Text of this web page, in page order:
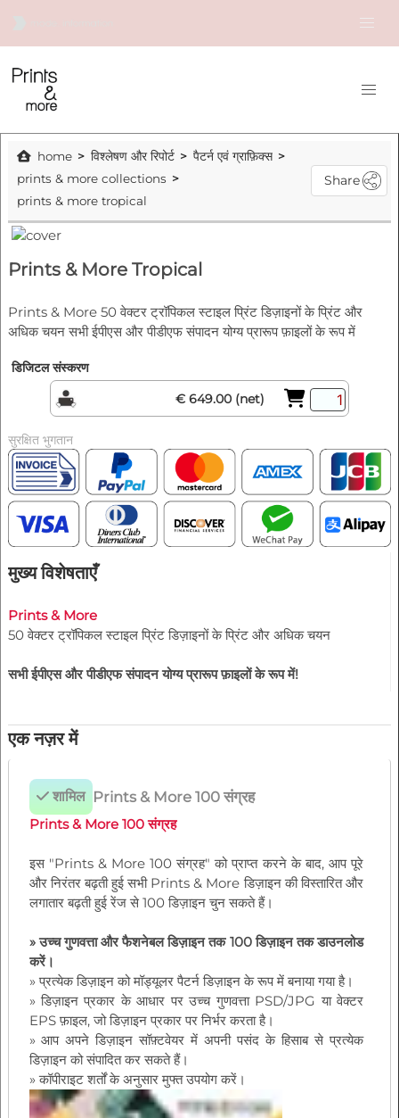
home विश्लेषण और रिपोर्ट
पैटर्न एवं ग्राफ़िक्स
prints & more collections
prints & more tropical
Share
Prints & More Tropical
Prints & More 50 वेक्टर ट्रॉपिकल स्टाइल प्रिंट डिज़ाइनों के प्रिंट और
अधिक चयन सभी ईपीएस और पीडीएफ संपादन योग्य प्रारूप फ़ाइलों के रूप में
डिजिटल संस्करण
€ 649.00 (net)
सुरक्षित भुगतान
मुख्य विशेषताएँ
Prints & More
50 वेक्टर ट्रॉपिकल स्टाइल प्रिंट डिज़ाइनों के प्रिंट और अधिक चयन
सभी ईपीएस और पीडीएफ संपादन योग्य प्रारूप फ़ाइलों के रूप में!
एक नज़र में
शामिल Prints & More 100 संग्रह
Prints & More 100 संग्रह
इस "Prints & More 100 संग्रह" को प्राप्त करने के बाद, आप पूरे
और निरंतर बढ़ती हुई सभी Prints & More डिज़ाइन की विस्तारित और
लगातार बढ़ती हुई रेंज से 100 डिज़ाइन चुन सकते हैं।
» उच्च गुणवत्ता और फैशनेबल डिज़ाइन तक 100 डिज़ाइन तक डाउनलोड
करें।
» प्रत्येक डिज़ाइन को मॉड्यूलर पैटर्न डिज़ाइन के रूप में बनाया गया है।
» डिज़ाइन प्रकार के आधार पर उच्च गुणवत्ता PSD/JPG या वेक्टर
EPS फ़ाइल, जो डिज़ाइन प्रकार पर निर्भर करता है।
» आप अपने डिज़ाइन सॉफ़्टवेयर में अपनी पसंद के हिसाब से प्रत्येक
डिज़ाइन को संपादित कर सकते हैं।
» कॉपीराइट शर्तों के अनुसार मुफ्त उपयोग करें।